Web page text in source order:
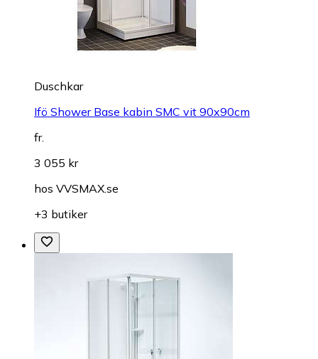
Duschkar
Ifö Shower Base kabin SMC vit 90x90cm
fr.
3 055 kr
hos VVSMAX.se
+3 butiker